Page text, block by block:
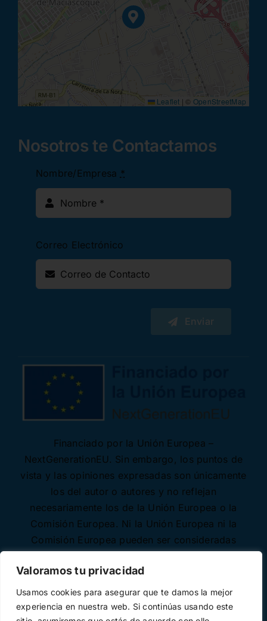
Valoramos tu privacidad
Usamos cookies para asegurar que te damos la mejor
experiencia en nuestra web. Si continúas usando este
Leaflet | © OpenStreetMap
Nosotros te Contactamos
Nombre/Empresa *
Correo Electrónico
Enviar
Financiado por la Unión Europea –
NextGenerationEU. Sin embargo, los puntos de
vista y las opiniones expresadas son únicamente
los del autor o autores y no reflejan
necesariamente los de la Unión Europea o la
Comisión Europea. Ni la Unión Europea ni la
Comisión Europea pueden ser consideradas